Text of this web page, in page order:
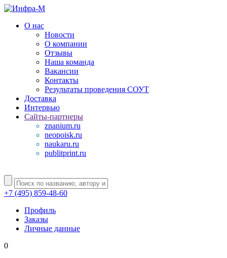
О нас
Новости
О компании
Отзывы
Наша команда
Вакансии
Контакты
Результаты проведения СОУТ
Доставка
Интервью
Сайты-партнеры
znanium.ru
neopoisk.ru
naukaru.ru
publitprint.ru
+7 (495) 859-48-60
Профиль
Заказы
Личные данные
0